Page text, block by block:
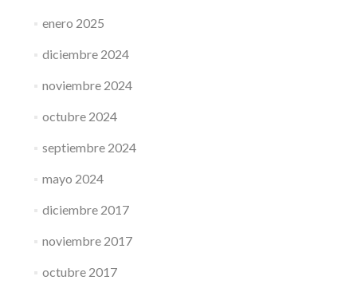
enero 2025
diciembre 2024
noviembre 2024
octubre 2024
septiembre 2024
mayo 2024
diciembre 2017
noviembre 2017
octubre 2017